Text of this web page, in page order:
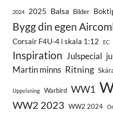
2024 2025 Balsa Bilder
Bygg din egen
Corsair F4U-4 i skala 1:12 EC
Inspiration Julspecial
Martin minns Ritning
Uppvisning Warbird WW1
WW2 2023 WW2 2024